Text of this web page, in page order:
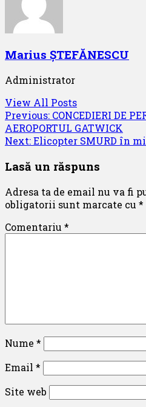
Marius ȘTEFĂNESCU
Administrator
View All Posts
Post
navigation
Previous: CONCEDIERI DE
AEROPORTUL GATWICK
Next:Elicopter SMURD în
Lasă un răspuns
Adresa ta de email nu va fi
obligatorii sunt marcate cu *
Comentariu *
Nume *
Email *
Site web